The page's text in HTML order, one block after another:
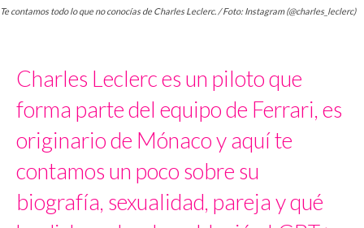
Te contamos todo lo que no conocías de Charles Leclerc. / Foto: Instagram (@charles_leclerc)
Charles Leclerc es un piloto que
forma parte del equipo de Ferrari, es
originario de Mónaco y aquí te
contamos un poco sobre su
biografía, sexualidad, pareja y qué